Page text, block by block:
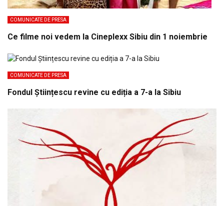
COMUNICATE DE PRESA
Ce filme noi vedem la Cineplexx Sibiu din 1 noiembrie
COMUNICATE DE PRESA
Fondul Științescu revine cu ediția a 7-a la Sibiu